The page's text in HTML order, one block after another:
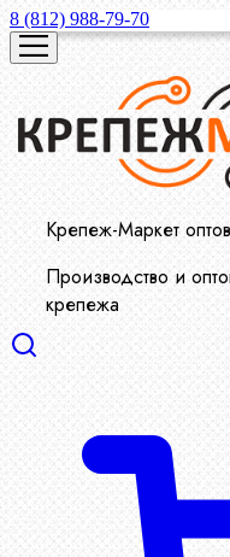
8 (812) 988-79-70
Крепеж-Маркет
Производство и
крепежа